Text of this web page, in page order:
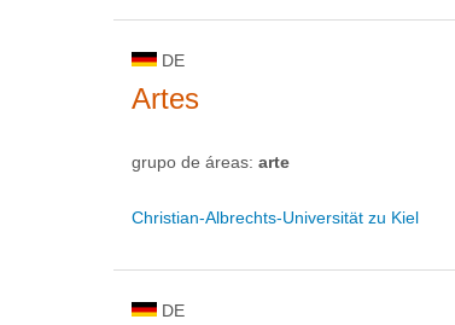
DE
Artes
grupo de áreas: arte
Christian-Albrechts-Universität zu Kiel
DE